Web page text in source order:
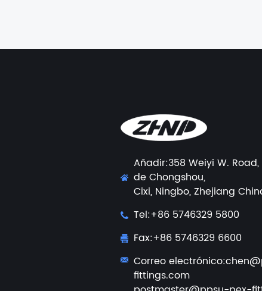
Añadir:358 Weiyi W.
de Chongshou,
Cixi, Ningbo, Zhejiang
Tel:+86 5746329 5800
Fax:+86 5746329 6600
Correo electrónico:
fittings.com